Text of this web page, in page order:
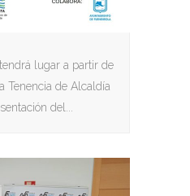
lugar a partir de
Tenencia de Alcaldía
del...